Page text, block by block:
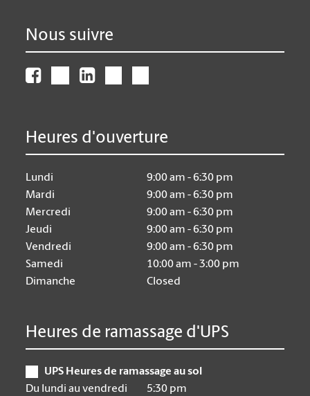
Nous suivre
Heures d'ouverture
Lundi
9:00 am - 6:30 pm
Mardi
9:00 am - 6:30 pm
Mercredi
9:00 am - 6:30 pm
Jeudi
9:00 am - 6:30 pm
Vendredi
9:00 am - 6:30 pm
Samedi
10:00 am - 3:00 pm
Dimanche
Closed
Heures de ramassage d'UPS
UPS Heures de ramassage au sol
Du lundi au vendredi
5:30 pm